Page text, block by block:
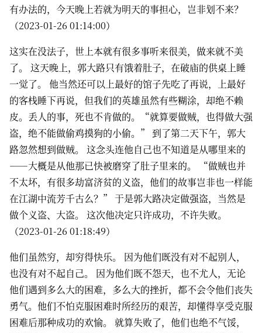
有办法的，今天晚上若就为明天的事担心，岂非划不来？
（2023-01-26 01:14:00）
这实在没法子，世上本就有很多事听来很美，做来就不美
了。 这天晚上，郭大路只有饿着肚子，在破庙的供桌上睡
一觉了。 他当然还可以上最好的馆子先吃了再说，上最好
的客栈睡下再说，但我们的英雄虽然有些糊涂，却绝不赖
皮。丢人的事，死也不肯做的。“就算要做贼，也得做大强
盗，绝不能做偷鸡摸狗的小偷。” 到了第二天下午，郭大
路忽然想到做贼。 这念头连他自己也不知道是从哪里来的
——大概是从他那已快被磨穿了肚子里来的。 “做贼也并
不太坏，有很多劫富济贫的义盗，他们的故事岂非也一样能
在江湖中流芳千古么？” 于是郭大路决定做强盗，当然是
做个义盗、大盗。 这次他决定只许成功，不许失败。
（2023-01-26 01:18:49）
他们虽然穷，却穷得快乐。 因为他们既没有对不起别人，
也没有对不起自己。 因为他们既不怨天，也不尤人，无论
他们遇到多么大的困难，多么大的挫折，都不会令他们丧失
勇气。他们不怕克服困难时所经历的艰苦，却懂得享受克服
困难后那种成功的欢愉。 就算失败了，他们也绝不气馁，